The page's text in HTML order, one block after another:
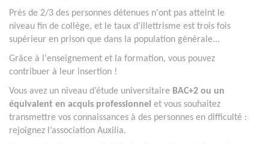
Près de 2/3 des personnes détenues n'ont pas atteint le
niveau fin de collège, et le taux d'illettrisme est trois fois
supérieur en prison que dans la population générale...
Grâce à l'enseignement et la formation, vous pouvez
contribuer à leur insertion !
Vous avez un niveau d’étude universitaire BAC+2 ou un
équivalent en acquis professionnel et vous souhaitez
transmettre vos connaissances à des personnes en difficulté :
rejoignez l’association Auxilia.